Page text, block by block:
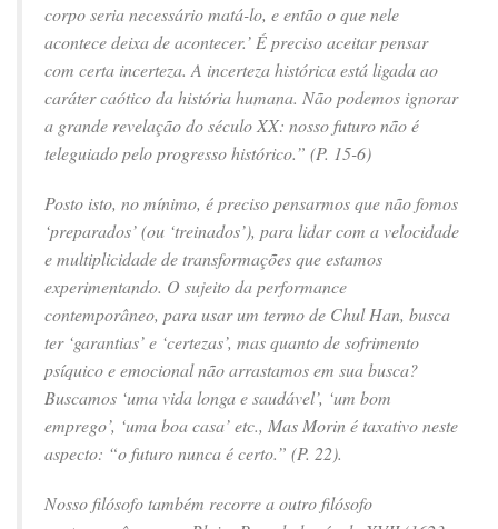
corpo seria necessário matá-lo, e então o que nele
acontece deixa de acontecer.’ É preciso aceitar pensar
com certa incerteza. A incerteza histórica está ligada ao
caráter caótico da história humana. Não podemos ignorar
a grande revelação do século XX: nosso futuro não é
teleguiado pelo progresso histórico.” (P. 15-6)
Posto isto, no mínimo, é preciso pensarmos que não fomos
‘preparados’ (ou ‘treinados’), para lidar com a velocidade
e multiplicidade de transformações que estamos
experimentando. O sujeito da performance
contemporâneo, para usar um termo de Chul Han, busca
ter ‘garantias’ e ‘certezas’, mas quanto de sofrimento
psíquico e emocional não arrastamos em sua busca?
Buscamos ‘uma vida longa e saudável’, ‘um bom
emprego’, ‘uma boa casa’ etc., Mas Morin é taxativo neste
aspecto: “o futuro nunca é certo.” (P. 22).
Nosso filósofo também recorre a outro filósofo